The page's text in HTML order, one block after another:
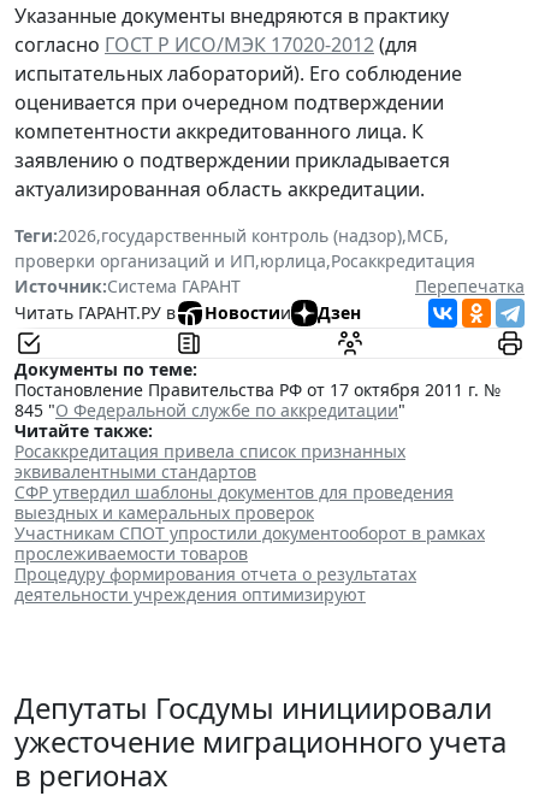
Указанные документы внедряются в практику
согласно ГОСТ Р ИСО/МЭК 17020-2012(для
испытательных лабораторий). Его соблюдение
оценивается при очередном подтверждении
компетентности аккредитованного лица. К
заявлению о подтверждении прикладывается
актуализированная область аккредитации.
Теги:2026,государственный контроль (надзор),МСБ,
проверки организаций и ИП,юрлица,Росаккредитация
Источник:Система ГАРАНТ
Перепечатка
Читать ГАРАНТ.РУ в
Новостии Дзен
Документы по теме:
Постановление Правительства РФ от 17 октября 2011 г. №
845 "О Федеральной службе по аккредитации"
Читайте также:
Росаккредитация привела список признанных
эквивалентными стандартов
СФР утвердил шаблоны документов для проведения
выездных и камеральных проверок
Участникам СПОТ упростили документооборот в рамках
прослеживаемости товаров
Процедуру формирования отчета о результатах
деятельности учреждения оптимизируют
Депутаты Госдумы инициировали
ужесточение миграционного учета
в регионах